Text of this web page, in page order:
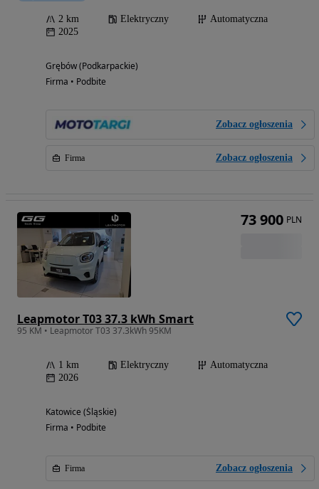
2 km Elektryczny
Automatyczna
2025
Grębów (Podkarpackie)
Firma • Podbite
Zobacz ogłoszenia
Firma Zobacz ogłoszenia
Leapmotor T03 37.3 kWh Smart
95 KM • Leapmotor T03 37.3kWh 95KM
1 km Elektryczny
Automatyczna
2026
Katowice (Śląskie)
Firma • Podbite
Firma Zobacz ogłoszenia
73 900 PLN